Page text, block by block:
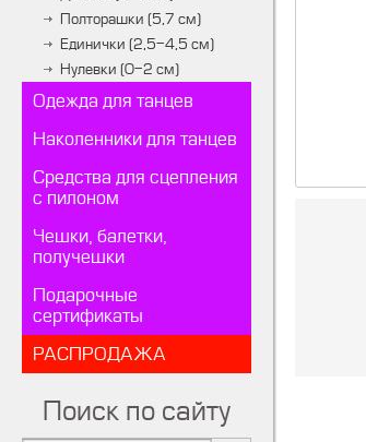
Полторашки (5,7 см)
Единички (2,5-4,5 см)
Нулевки (0-2 см)
Одежда для танцев
Наколенники для танцев
Средства для сцепления
с пилоном
Чешки, балетки,
получешки
Подарочные
сертификаты
РАСПРОДАЖА
Поиск по сайту